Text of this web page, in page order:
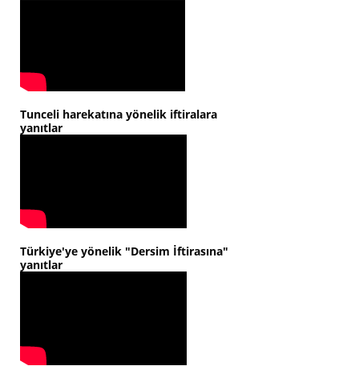
Tunceli harekatına yönelik iftiralara
yanıtlar
Türkiye'ye yönelik "Dersim İftirasına"
yanıtlar